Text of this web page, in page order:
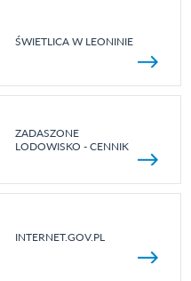
ŚWIETLICA W LEONINIE
ZADASZONE
LODOWISKO - CENNIK
INTERNET.GOV.PL